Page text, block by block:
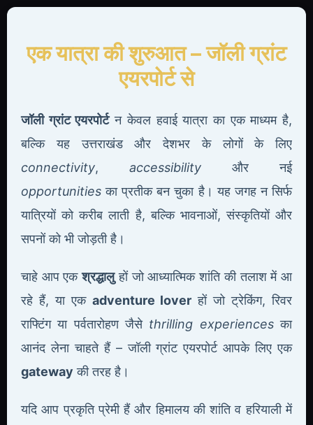
एक यात्रा की शुरुआत – जॉली ग्रांट
एयरपोर्ट से
जॉली ग्रांट एयरपोर्टन केवल हवाई यात्रा का एक माध्यम है,
बल्कि यह उत्तराखंड और देशभर के लोगों के लिए
connectivity, accessibility और नई
opportunities का प्रतीक बन चुका है। यह जगह न सिर्फ
यात्रियों को करीब लाती है, बल्कि भावनाओं, संस्कृतियों और
सपनों को भी जोड़ती है।
चाहे आप एकश्रद्धालुहों जो आध्यात्मिक शांति की तलाश में आ
रहे हैं, या एक adventure lover हों जो ट्रेकिंग, रिवर
राफ्टिंग या पर्वतारोहण जैसे thrilling experiencesका
आनंद लेना चाहते हैं – जॉली ग्रांट एयरपोर्ट आपके लिए एक
gateway की तरह है।
यदि आप प्रकृति प्रेमी हैं और हिमालय की शांति व हरियाली में